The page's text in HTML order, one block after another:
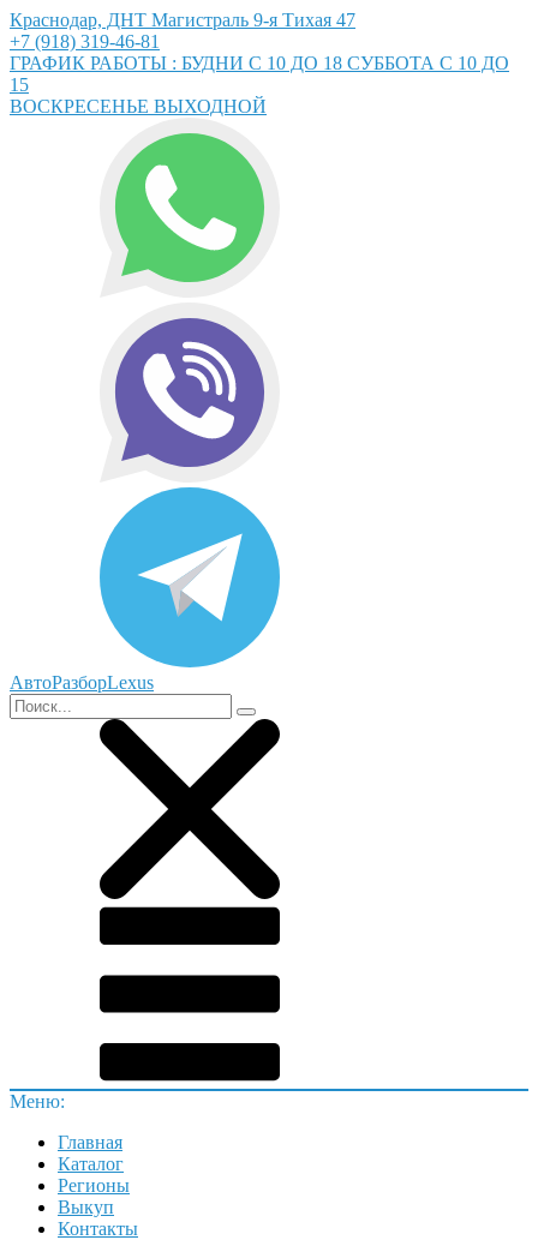
Краснодар, ДНТ Магистраль 9-я Тихая 47
+7 (918) 319-46-81
ГРАФИК РАБОТЫ : БУДНИ С 10 ДО 18 СУББОТА С 10 ДО
15
ВОСКРЕСЕНЬЕ ВЫХОДНОЙ
АвтоРазборLexus
Меню:
Главная
Каталог
Регионы
Выкуп
Контакты